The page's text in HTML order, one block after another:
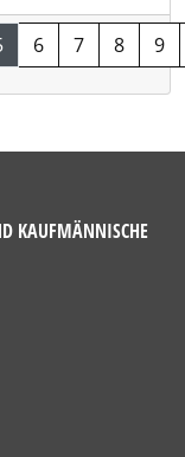
6 7 8 9
KAUFMÄNNISCHE